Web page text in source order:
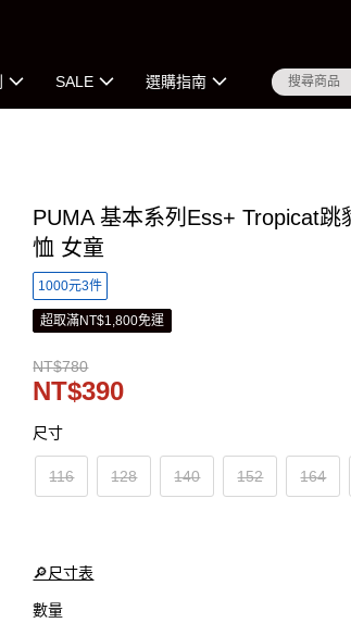
SALE 選購指南
PUMA 基本系列Ess+ Tropicat跳
恤 女童
1000元3件
超取滿NT$1,800免運
NT$780
NT$390
尺寸
116 128 140 152 164
🔎尺寸表
數量